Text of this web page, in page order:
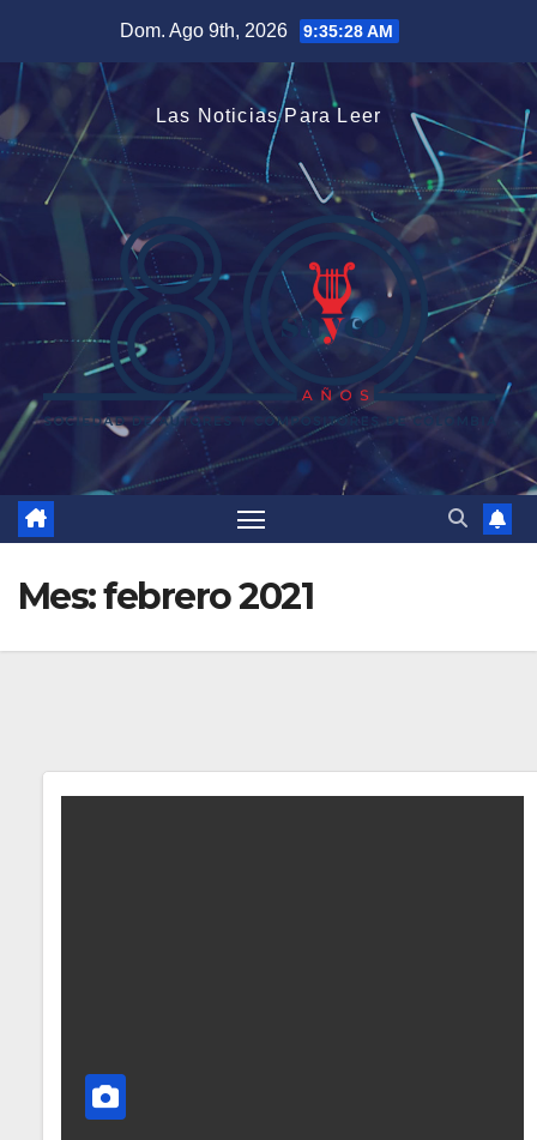
contenido
Dom. Ago 9th, 2026 9:35:29 AM
Las Noticias Para Leer
Mes:febrero 2021